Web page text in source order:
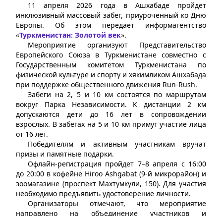
11 апреля 2026 года в Ашхабаде пройдет
инклюзивный массовый забег, приуроченный ко Дню
Европы. Об этом передает информагентство
«Туркменистан: Золотой век».
Мероприятие организуют Представительство
Европейского Союза в Туркменистане совместно с
Государственным комитетом Туркменистана по
физической культуре и спорту и хякимликом Ашхабада
при поддержке общественного движения Run-Rush.
Забеги на 2, 5 и 10 км состоятся по маршрутам
вокруг Парка Независимости. К дистанции 2 км
допускаются дети до 16 лет в сопровождении
взрослых. В забегах на 5 и 10 км примут участие лица
от 16 лет.
Победителям и активным участникам вручат
призы и памятные подарки.
Офлайн-регистрация пройдет 7–8 апреля с 16:00
до 20:00 в кофейне Hiroo Ashgabat (9-й микрорайон) и
зоомагазине (проспект Махтумкули, 150). Для участия
необходимо предъявить удостоверение личности.
Организаторы отмечают, что мероприятие
направлено на объединение участников и